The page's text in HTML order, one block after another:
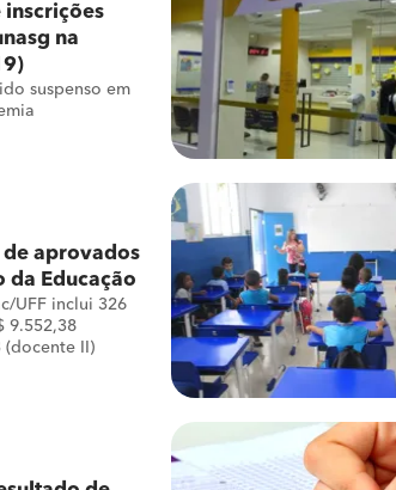
inscrições
na
suspenso em
aprovados
da Educação
UFF inclui 326
9.552,38
(docente II)